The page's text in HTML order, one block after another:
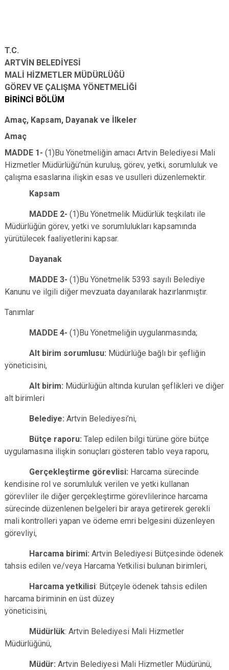
T.C.
ARTVİN BELEDİYESİ
MALİ HİZMETLER MÜDÜRLÜĞÜ
GÖREV VE ÇALIŞMA YÖNETMELİĞİ
BİRİNCİ BÖLÜM
Amaç, Kapsam, Dayanak ve İlkeler
Amaç
MADDE 1- (1)Bu Yönetmeliğin amacı Artvin Belediyesi Mali
Hizmetler Müdürlüğü’nün kuruluş, görev, yetki, sorumluluk ve
çalışma esaslarına ilişkin esas ve usulleri düzenlemektir.
Kapsam
MADDE 2- (1)Bu Yönetmelik Müdürlük teşkilatı ile
Müdürlüğün görev, yetki ve sorumlulukları kapsamında
yürütülecek faaliyetlerini kapsar.
Dayanak
MADDE 3- (1)Bu Yönetmelik 5393 sayılı Belediye
Kanunu ve ilgili diğer mevzuata dayanılarak hazırlanmıştır.
Tanımlar
MADDE 4- (1)Bu Yönetmeliğin uygulanmasında;
Alt birim sorumlusu: Müdürlüğe bağlı bir şefliğin
yöneticisini,
Alt birim: Müdürlüğün altında kurulan şeflikleri ve diğer
alt birimleri
Belediye: Artvin Belediyesi’ni,
Bütçe raporu: Talep edilen bilgi türüne göre bütçe
uygulamasına ilişkin sonuçları gösteren tablo veya raporu,
Gerçekleştirme görevlisi: Harcama sürecinde
kendisine rol ve sorumluluk verilen ve yetki kullanan
görevliler ile diğer gerçekleştirme görevlilerince harcama
sürecinde düzenlenen belgeleri bir araya getirerek gerekli
mali kontrolleri yapan ve ödeme emri belgesini düzenleyen
görevliyi,
Harcama birimi: Artvin Belediyesi Bütçesinde ödenek
tahsis edilen ve/veya Harcama Yetkilisi bulunan birimleri,
Harcama yetkilisi: Bütçeyle ödenek tahsis edilen
harcama biriminin en üst düzey
Müdürlük: Artvin Belediyesi Mali Hizmetler
Müdürlüğünü,
Müdür: Artvin Belediyesi Mali Hizmetler Müdürünü,